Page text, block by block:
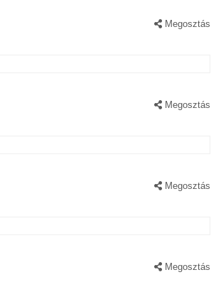
Megosztás
Megosztás
Megosztás
Megosztás